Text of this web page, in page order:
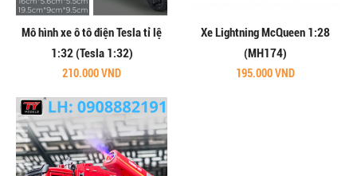
Mô hình xe ô tô điện Tesla tỉ lệ
1:32 (Tesla 1:32)
210.000 VND
Xe Lightning McQueen 1:28
(MH174)
195.000 VND